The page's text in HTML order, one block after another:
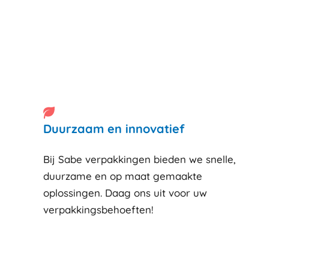
Duurzaam en innovatief
Bij Sabe verpakkingen bieden we snelle,
duurzame en op maat gemaakte
oplossingen. Daag ons uit voor uw
verpakkingsbehoeften!